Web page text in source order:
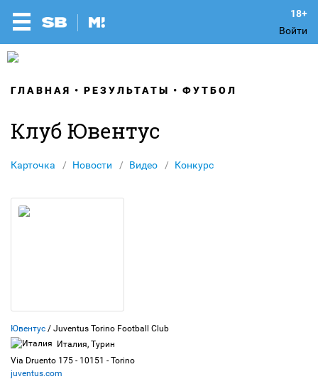
Войти
ГЛАВНАЯ РЕЗУЛЬТАТЫ ФУТБОЛ
Клуб Ювентус
Карточка Новости Видео Конкурс
Ювентус / Juventus Torino Football Club
Италия, Турин
Via Druento 175 - 10151 - Torino
juventus.com